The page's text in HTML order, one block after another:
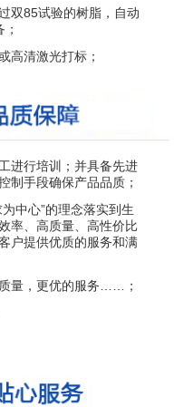
双85试验的树脂，自动
高清激光打标；
进行培训；并具备先进
制手段确保产品品质；
中心”的理念落实到生
率、高质量、高性价比
户提供优质的服务和满
量，更优的服务……；